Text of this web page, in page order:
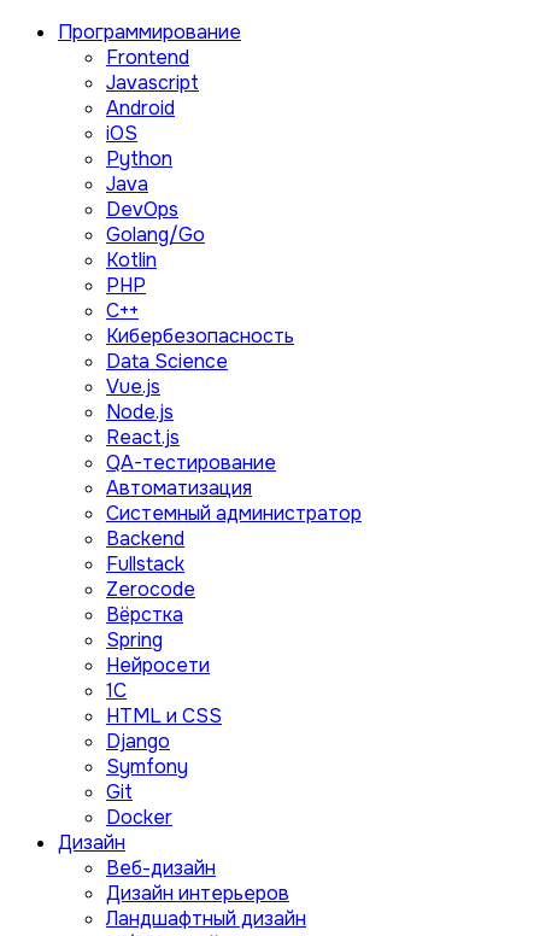
Программирование
Frontend
Javascript
Android
iOS
Python
Java
DevOps
Golang/Go
Kotlin
PHP
C++
Кибербезопасность
Data Science
Vue.js
Node.js
React.js
QA-тестирование
Автоматизация
Системный администратор
Backend
Fullstack
Zerocode
Вёрстка
Spring
Нейросети
1C
HTML и CSS
Django
Symfony
Git
Docker
Дизайн
Веб-дизайн
Дизайн интерьеров
Ландшафтный дизайн